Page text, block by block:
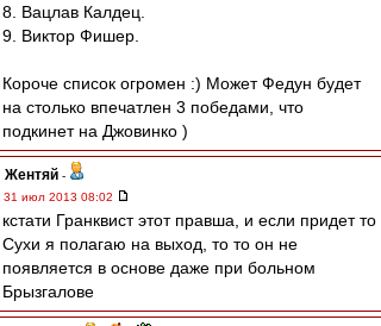
8. Вацлав Калдец.
9. Виктор Фишер.
Короче список огромен :) Может Федун будет
на столько впечатлен 3 победами, что
подкинет на Джовинко )
Жентяй -
31 июл 2013 08:02
кстати Гранквист этот правша, и если придет то
Сухи я полагаю на выход, то то он не
появляется в основе даже при больном
Брызгалове